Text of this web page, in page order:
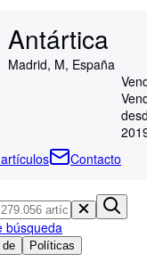
Antártica
Madrid, M, España
Contacto
de Políticas
búsqueda